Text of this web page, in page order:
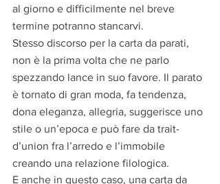
al giorno e difficilmente nel breve
termine potranno stancarvi.
Stesso discorso per la carta da parati,
non è la prima volta che ne parlo
spezzando lance in suo favore. Il parato
è tornato di gran moda, fa tendenza,
dona eleganza, allegria, suggerisce uno
stile o un’epoca e può fare da trait-
d’union fra l’arredo e l’immobile
creando una relazione filologica.
E anche in questo caso, una carta da